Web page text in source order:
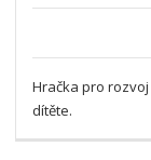
Hračka pro
dítěte.